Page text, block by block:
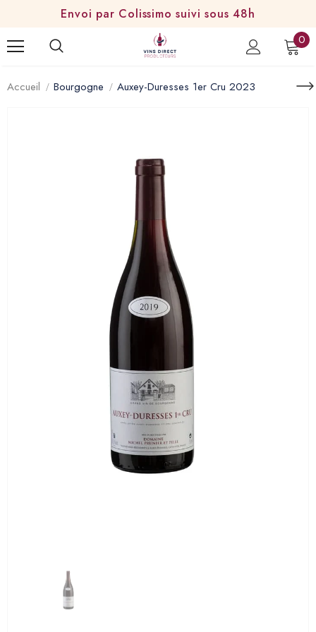
Envoi par Colissimo suivi sous 48h
0
Accueil Bourgogne Auxey-Duresses 1er Cru 2023